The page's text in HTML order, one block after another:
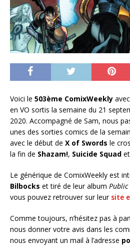
Voici le 503ème ComixWeekly
en VO sortis la semaine du 21
2020. Accompagné de Sam, nous
unes des sorties comics de la
avec le début de X of Swords le
la fin de Shazam!, Suicide Squad
Le générique de ComixWeekly est
Bilbocks et tiré de leur album
vous pouvez retrouver sur leursite
Comme toujours, n’hésitez pas à
nous donner votre avis dans les
nous envoyant un mail à l’adresse